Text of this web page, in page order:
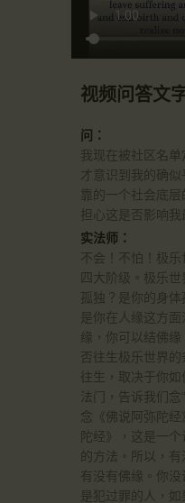
视频问答文
问：
我现在被社区名
才意识到我的确
靠的一个社会底
担心这是否影响我
实法师：
不会！不怕！极
四大阶级。极乐
孤独？是你的身体
是你在人缘这方
缘，你可以结佛
否往生极乐世界
往生，取决于你
法门，告诉我们念
念《佛说阿弥陀
陀经》，这是一
的方法。所以，
有没有佛缘。你
是犯过罪的人，